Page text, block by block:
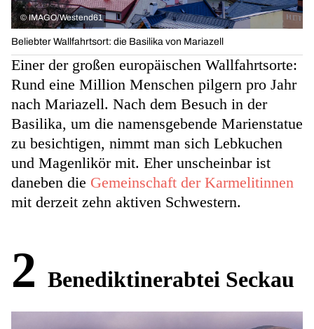
© IMAGO/Westend61
Beliebter Wallfahrtsort: die Basilika von Mariazell
Einer der großen europäischen Wallfahrtsorte:
Rund eine Million Menschen pilgern pro Jahr
nach Mariazell. Nach dem Besuch in der
Basilika, um die namensgebende Marienstatue
zu besichtigen, nimmt man sich Lebkuchen
und Magenlikör mit. Eher unscheinbar ist
daneben die Gemeinschaft der Karmelitinnen
mit derzeit zehn aktiven Schwestern.
2 Benediktinerabtei Seckau